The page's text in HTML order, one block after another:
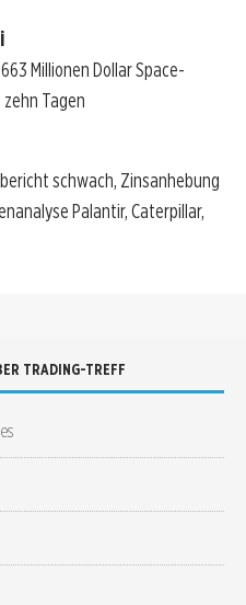
Millionen Dollar Space-
Tagen
schwach, Zinsanhebung
Palantir, Caterpillar,
TRADING-TREFF